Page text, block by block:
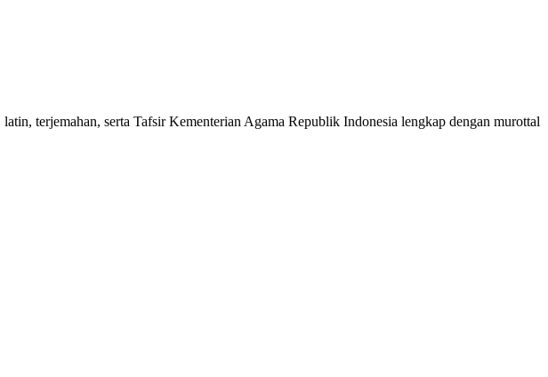
terjemahan, serta Tafsir Kementerian Agama Republik Indonesia lengkap dengan murottal